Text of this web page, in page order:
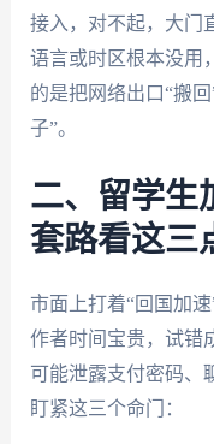
接入，对不起，大门
语言或时区根本没用
的是把网络出口“搬
子”。
二、留学生
套路看这三
市面上打着“回国加
作者时间宝贵，试错
可能泄露支付密码、
盯紧这三个命门：